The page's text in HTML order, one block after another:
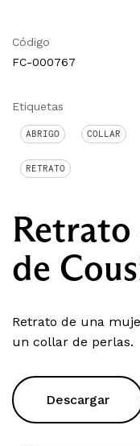
Código
FC-000767
Etiquetas
ABRIGO COLLAR
RETRATO
de
Retrato de una
un collar de perlas.
Descargar